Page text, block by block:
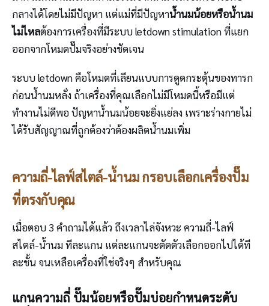
กลางได้โดยไม่มีปัญหา แต่แม่ที่มีปัญหาน้ำนมน้อยหรือน้ำนม
ไม่ไหลต้องการเครื่องที่มีระบบ letdown stimulation ที่แยก
ออกจากโหมดปั๊มจริงอย่างชัดเจน
ระบบ letdown คือโหมดที่เลียนแบบการดูดกระตุ้นของทารก
ก่อนน้ำนมหลั่ง ถ้าเครื่องที่คุณเลือกไม่มีโหมดนี้หรือมีแต่
ทำงานไม่ดีพอ ปัญหาน้ำนมน้อยจะยิ่งแย่ลง เพราะร่างกายไม่
ได้รับสัญญาณที่ถูกต้องว่าต้องผลิตน้ำนมเพิ่ม
ความถี่-ไลฟ์สไตล์-น้ำนม กรอบเลือกเครื่องปั๊ม
ที่ตรงกับคุณ
เมื่อตอบ 3 คำถามได้แล้ว ถึงเวลาไล่จังหวะ ความถี่-ไลฟ์
สไตล์-น้ำนม ทีละแกน แต่ละแกนจะตัดตัวเลือกออกไปได้ที
ละชั้น จนเหลือเครื่องที่ใช่จริงๆ สำหรับคุณ
แกนความถี่ ปั๊มน้อยหรือปั๊มบ่อยกำหนดระดับ